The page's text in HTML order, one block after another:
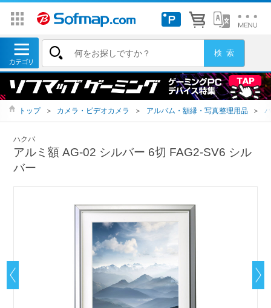
トップ ＞ カメラ・ビデオカメラ ＞ アルバム・額縁・写真整理用品 ＞
ハクバ
アルミ額 AG-02 シルバー 6切 FAG2-SV6 シル
バー